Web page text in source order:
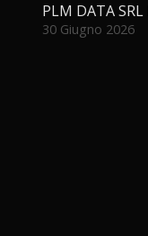
PLM DATA
30 Giugno 2026